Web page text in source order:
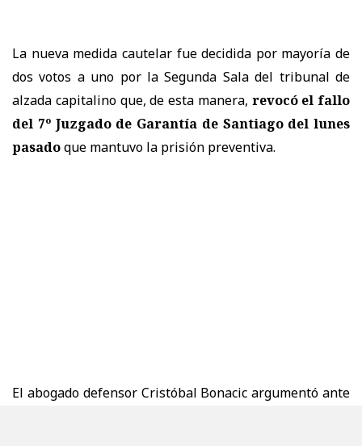
La nueva medida cautelar fue decidida por mayoría de
dos votos a uno por la Segunda Sala del tribunal de
alzada capitalino que, de esta manera, revocó el fallo
del 7º Juzgado de Garantía de Santiago del lunes
pasadoque mantuvo la prisión preventiva.
El abogado defensor Cristóbal Bonacic argumentó ante